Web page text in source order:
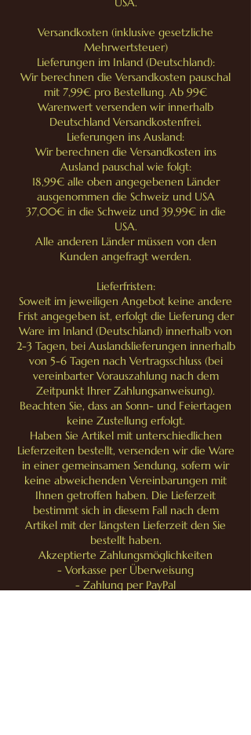
Versandkosten (inklusive gesetzliche
Mehrwertsteuer)
Lieferungen im Inland (Deutschland):
Wir berechnen die Versandkosten pauschal
mit 7,99€ pro Bestellung. Ab 99€
Warenwert versenden wir innerhalb
Deutschland Versandkostenfrei.
Lieferungen ins Ausland:
Wir berechnen die Versandkosten ins
Ausland pauschal wie folgt:
18,99€ alle oben angegebenen Länder
ausgenommen die Schweiz und USA
37,00€ in die Schweiz und 39,99€ in die
USA.
Alle anderen Länder müssen von den
Kunden angefragt werden.
Lieferfristen:
Soweit im jeweiligen Angebot keine andere
Frist angegeben ist, erfolgt die Lieferung der
Ware im Inland (Deutschland) innerhalb von
2-3 Tagen, bei Auslandslieferungen innerhalb
von 5-6 Tagen nach Vertragsschluss (bei
vereinbarter Vorauszahlung nach dem
Zeitpunkt Ihrer Zahlungsanweisung).
Beachten Sie, dass an Sonn- und Feiertagen
keine Zustellung erfolgt.
Haben Sie Artikel mit unterschiedlichen
Lieferzeiten bestellt, versenden wir die Ware
in einer gemeinsamen Sendung, sofern wir
keine abweichenden Vereinbarungen mit
Ihnen getroffen haben. Die Lieferzeit
bestimmt sich in diesem Fall nach dem
Artikel mit der längsten Lieferzeit den Sie
bestellt haben.
Akzeptierte Zahlungsmöglichkeiten
- Vorkasse per Überweisung
- Zahlung per PayPal